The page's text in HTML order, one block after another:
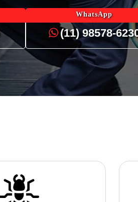
WhatsApp
(11) 98578-